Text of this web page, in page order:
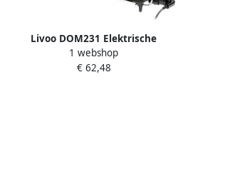
Livoo DOM231 Elektrische
Grillplaat XXL Teppan Yaki
1 webshop
€ 62,48